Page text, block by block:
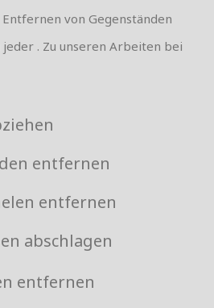
von Gegenständen
. Zu unseren Arbeiten bei
entfernen
entfernen
abschlagen
entfernen